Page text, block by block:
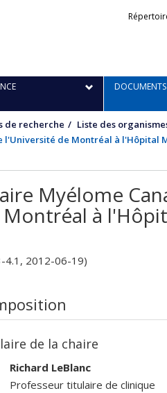
Liens
DOCUMENTS
de recherche Liste des
de Montréal à l'Hôpital
Myélome
à
4.1, 2012-06-19)
de la chaire
Richard LeBlanc
Professeur titulaire de clinique